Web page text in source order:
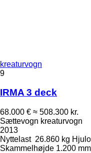
kreaturvogn
9
IRMA 3 deck
68.000 € ≈ 508.300 kr.
Sættevogn kreaturvogn
2013
Nyttelast 26.860 kg
Skammelhøjde 1.200 mm